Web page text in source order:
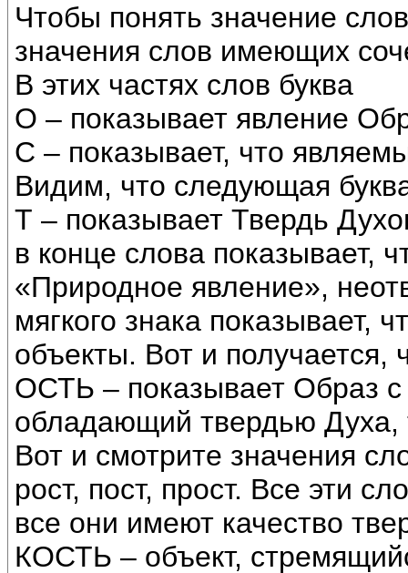
Чтобы понять значение
значения слов имеющих
В этих частях слов буква
О – показывает явление
С – показывает, что
Видим, что следующая
Т – показывает Твердь
в конце слова показывает,
«Природное явление»,
мягкого знака показывает,
объекты. Вот и получается,
ОСТЬ – показывает Образ
обладающий твердью Духа,
Вот и смотрите значения
рост, пост, прост. Все эти
все они имеют качество
КОСТЬ – объект,